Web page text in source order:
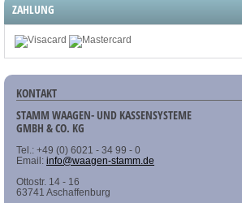
ZAHLUNG
KONTAKT
STAMM WAAGEN- UND KASSENSYSTEME
GMBH & CO. KG
Tel.: +49 (0) 6021 - 34 99 - 0
Email: info@waagen-stamm.de
Ottostr. 14 - 16
63741 Aschaffenburg